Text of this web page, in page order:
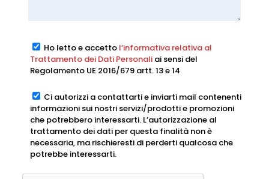
Ho letto e accetto l’informativa relativa al
Trattamento dei Dati Personaliai sensi del
Regolamento UE 2016/679 artt. 13 e 14
Ci autorizzi a contattarti e inviarti mail contenenti
informazioni sui nostri servizi/prodotti e promozioni
che potrebbero interessarti. L’autorizzazione al
trattamento dei dati per questa finalità non è
necessaria, ma rischieresti di perderti qualcosa che
potrebbe interessarti.